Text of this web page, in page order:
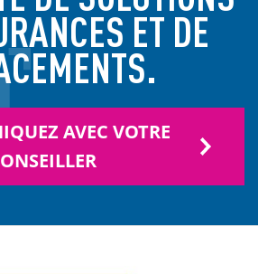
ET DE
AVEC VOTRE